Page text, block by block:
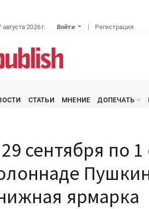
августа 2026 г. Войти Регистрация
СТАТЬИ МНЕНИЕ ДОПЕЧАТЬ
сентября по
ярмарка